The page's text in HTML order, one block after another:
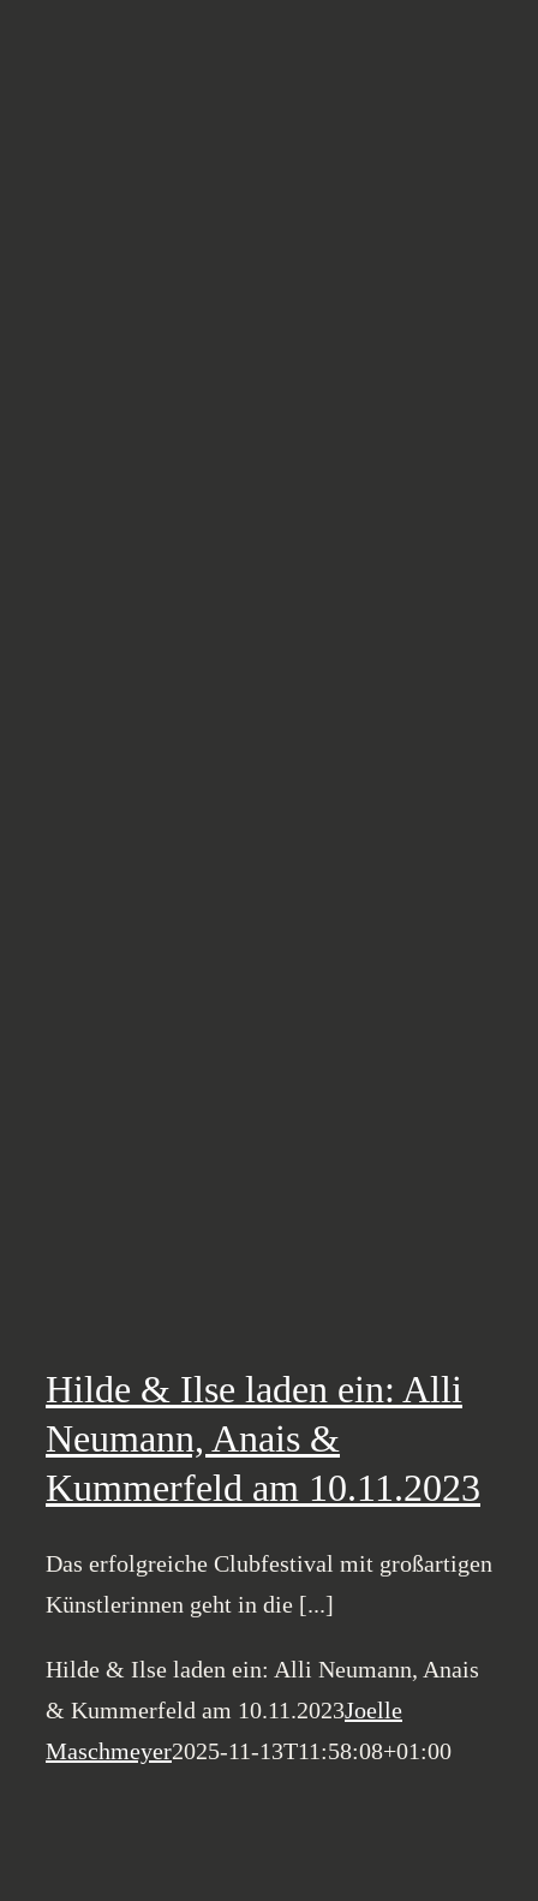
Hilde & Ilse laden ein: Alli
Neumann, Anais &
Kummerfeld am 10.11.2023
Das erfolgreiche Clubfestival mit großartigen
Künstlerinnen geht in die [...]
Hilde & Ilse laden ein: Alli Neumann, Anais
& Kummerfeld am 10.11.2023Joelle
Maschmeyer2025-11-13T11:58:08+01:00